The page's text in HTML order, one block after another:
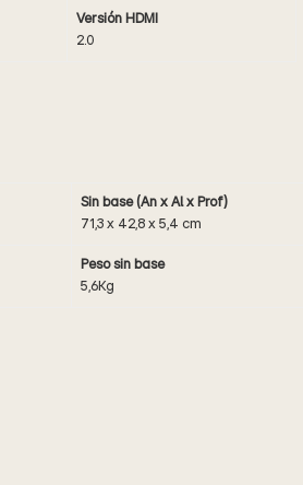
Versión HDMI
2.0
Sin base (An x Al x Prof)
71,3 x 42,8 x 5,4 cm
Peso sin base
5,6Kg